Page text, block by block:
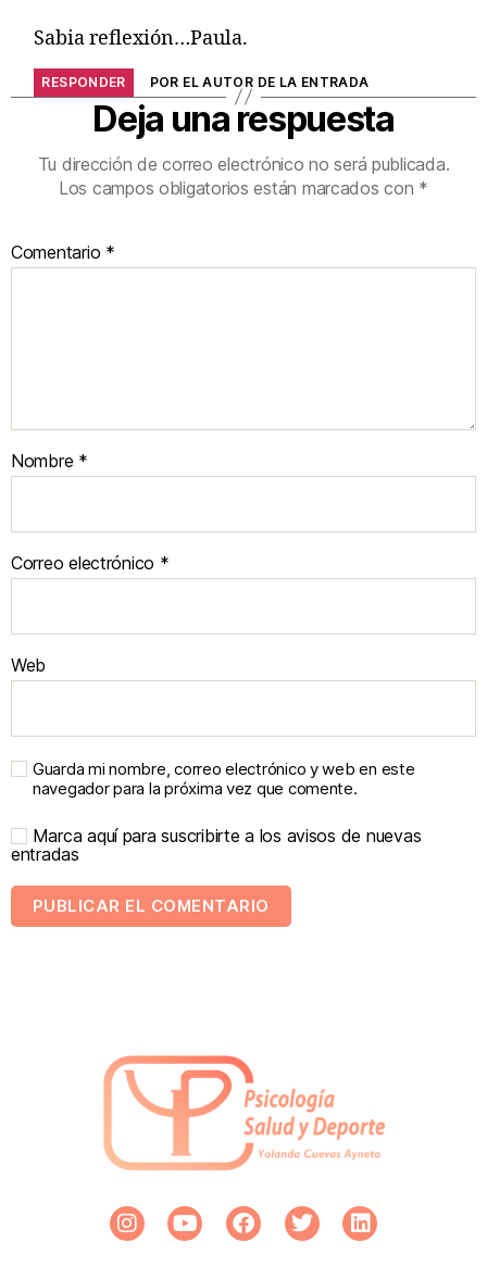
Sabia reflexión…Paula.
RESPONDER POR EL AUTOR DE LA ENTRADA
Deja una respuesta
Tu dirección de correo electrónico no será publicada.
Los campos obligatorios están marcados con *
Comentario *
Nombre *
Correo electrónico *
Web
Guarda mi nombre, correo electrónico y web en este
navegador para la próxima vez que comente.
Marca aquí para suscribirte a los avisos de nuevas
entradas